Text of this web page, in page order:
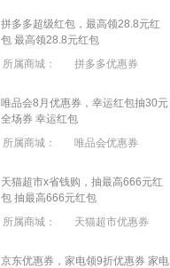
拼多多超级红包，最高领28.8元红
包 最高领28.8元红包
所属商城：
拼多多优惠券
唯品会8月优惠券，幸运红包抽30元
全场券 幸运红包
所属商城：
唯品会优惠券
天猫超市x省钱购，抽最高666元红
包 抽最高666元红包
所属商城：
天猫超市优惠券
京东优惠券，家电领9折优惠券 家电